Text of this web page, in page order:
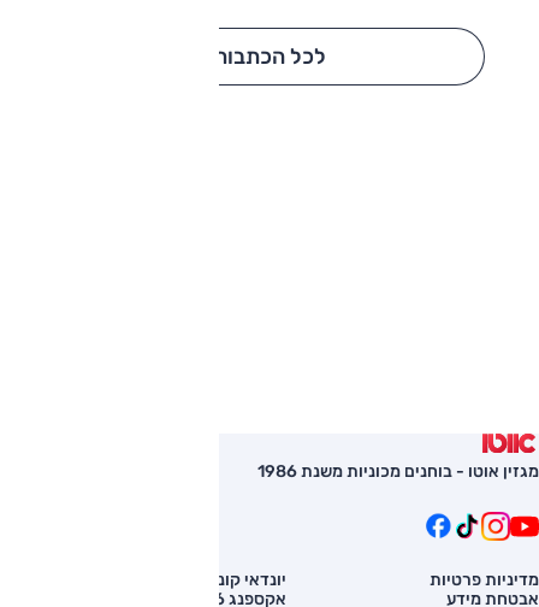
לכל הכתבות
מגזין אוטו - בוחנים מכוניות משנת 1986
מדיניות פרטיות
אבטחת מידע
יונדאי קונה
אקספנג G6